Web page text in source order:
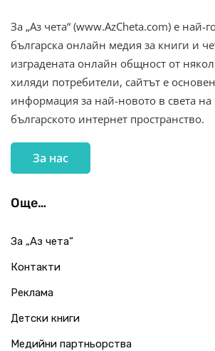
За „Аз чета“ (www.AzCheta.com) е най-
българска онлайн медия за книги и
изградената онлайн общност от
хиляди потребители, сайтът е
информация за най-новото в света на
българското интернет пространство.
За нас
Още…
За „Аз чета“
Контакти
Реклама
Детски книги
Медийни партньорства